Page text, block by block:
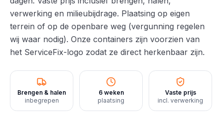
verwerking en milieubijdrage. Plaatsing op eigen
terrein of op de openbare weg (vergunning regelen
wij waar nodig). Onze containers zijn voorzien van
het ServiceFix-logo zodat ze direct herkenbaar zijn.
Brengen & halen
inbegrepen
6 weken
plaatsing
Vaste prijs
incl. verwerking